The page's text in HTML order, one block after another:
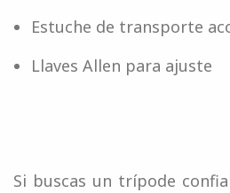
Estuche de transporte
Llaves Allen para ajuste
Si buscas un trípode